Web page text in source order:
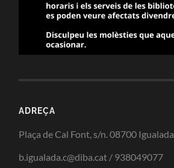
ADREÇA
Plaça de Cal Font, s/n. 08700 Igualada
b.igualada.c@diba.cat / 938049077